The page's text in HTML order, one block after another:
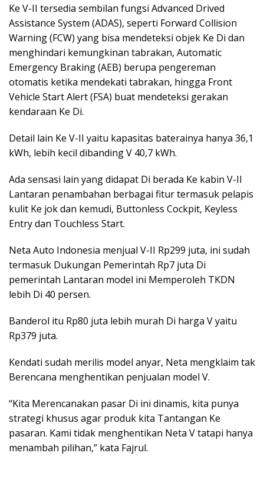
Ke V-II tersedia sembilan fungsi Advanced Drived
Assistance System (ADAS), seperti Forward Collision
Warning (FCW) yang bisa mendeteksi objek Ke Di dan
menghindari kemungkinan tabrakan, Automatic
Emergency Braking (AEB) berupa pengereman
otomatis ketika mendekati tabrakan, hingga Front
Vehicle Start Alert (FSA) buat mendeteksi gerakan
kendaraan Ke Di.
Detail lain Ke V-II yaitu kapasitas baterainya hanya 36,1
kWh, lebih kecil dibanding V 40,7 kWh.
Ada sensasi lain yang didapat Di berada Ke kabin V-II
Lantaran penambahan berbagai fitur termasuk pelapis
kulit Ke jok dan kemudi, Buttonless Cockpit, Keyless
Entry dan Touchless Start.
Neta Auto Indonesia menjual V-II Rp299 juta, ini sudah
termasuk Dukungan Pemerintah Rp7 juta Di
pemerintah Lantaran model ini Memperoleh TKDN
lebih Di 40 persen.
Banderol itu Rp80 juta lebih murah Di harga V yaitu
Rp379 juta.
Kendati sudah merilis model anyar, Neta mengklaim tak
Berencana menghentikan penjualan model V.
“Kita Merencanakan pasar Di ini dinamis, kita punya
strategi khusus agar produk kita Tantangan Ke
pasaran. Kami tidak menghentikan Neta V tatapi hanya
menambah pilihan,” kata Fajrul.